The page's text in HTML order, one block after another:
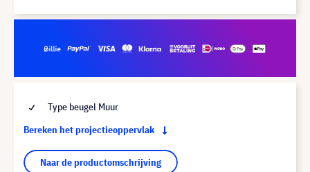
Type beugel Muur
Bereken het projectieoppervlak
Naar de productomschrijving